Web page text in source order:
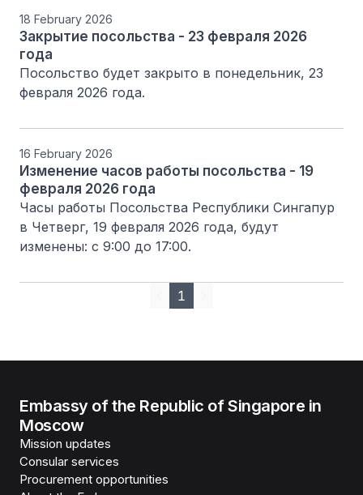
18 February 2026
Закрытие посольства - 23 февраля 2026
года
Посольство будет закрыто в понедельник, 23
февраля 2026 года.
16 February 2026
Изменение часов работы посольства - 19
февраля 2026 года
Часы работы Посольства Республики Сингапур
в Четверг, 19 февраля 2026 года, будут
изменены: с 9:00 до 17:00.
Previous
1
Embassy of the Republic of Singapore in
Moscow
Mission updates
Consular services
Procurement opportunities